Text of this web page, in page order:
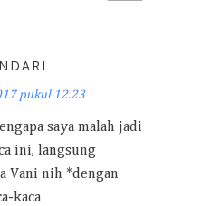
pukul 12.23
saya malah jadi
ini, langsung
Vani nih *dengan
kaca